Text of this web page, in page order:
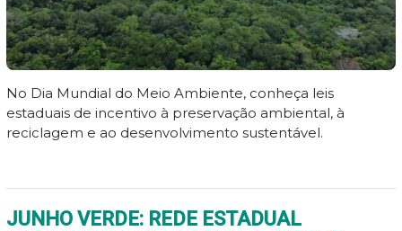
No Dia Mundial do Meio Ambiente, conheça leis
estaduais de incentivo à preservação ambiental, à
reciclagem e ao desenvolvimento sustentável.
JUNHO VERDE: REDE ESTADUAL